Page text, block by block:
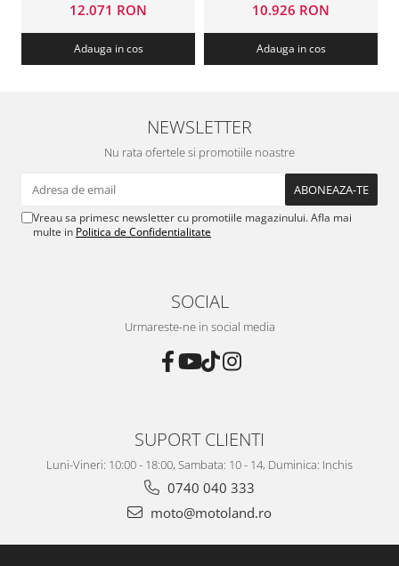
12.071 RON
Adauga in cos
10.926 RON
Adauga in cos
NEWSLETTER
Nu rata ofertele si promotiile noastre
Vreau sa primesc newsletter cu promotiile magazinului. Afla mai
multe in Politica de Confidentialitate
SOCIAL
Urmareste-ne in social media
SUPORT CLIENTI
Luni-Vineri: 10:00 - 18:00, Sambata: 10 - 14, Duminica: Inchis
0740 040 333
moto@motoland.ro